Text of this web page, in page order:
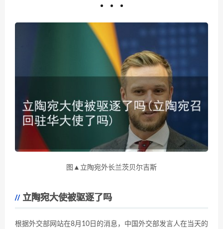
图▲立陶宛外长兰茨贝尔吉斯
立陶宛大使被驱逐了吗
根据外交部网站在8月10日的消息，中国外交部发言人在当天的